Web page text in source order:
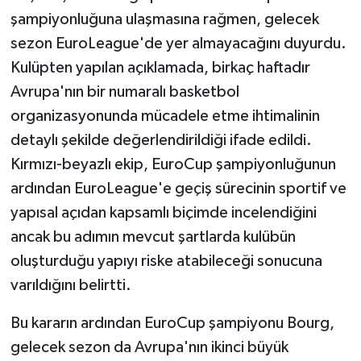
şampiyonluğuna ulaşmasına rağmen, gelecek
sezon EuroLeague'de yer almayacağını duyurdu.
Kulüpten yapılan açıklamada, birkaç haftadır
Avrupa'nın bir numaralı basketbol
organizasyonunda mücadele etme ihtimalinin
detaylı şekilde değerlendirildiği ifade edildi.
Kırmızı-beyazlı ekip, EuroCup şampiyonluğunun
ardından EuroLeague'e geçiş sürecinin sportif ve
yapısal açıdan kapsamlı biçimde incelendiğini
ancak bu adımın mevcut şartlarda kulübün
oluşturduğu yapıyı riske atabileceği sonucuna
varıldığını belirtti.
Bu kararın ardından EuroCup şampiyonu Bourg,
gelecek sezon da Avrupa'nın ikinci büyük